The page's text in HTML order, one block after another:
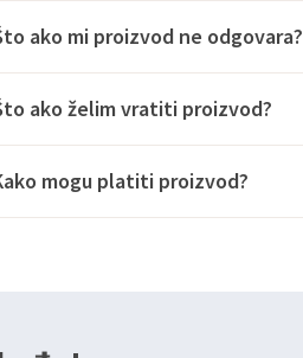
ako mi proizvod ne odgovara?
ako želim vratiti proizvod?
mogu platiti proizvod?